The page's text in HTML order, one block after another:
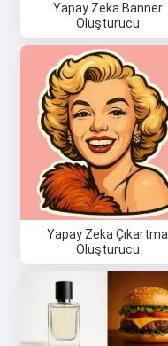
Yapay Zeka Banner
Oluşturucu
Yapay Zeka Çıkartma
Oluşturucu